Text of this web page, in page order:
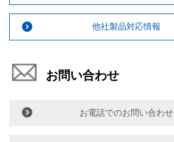
他社製品対応情報
お問い合わせ
お電話でのお問い合わせ